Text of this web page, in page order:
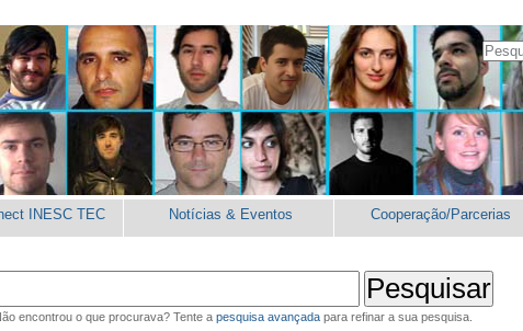
INESC TEC Notícias & Eventos Cooperação/Parcerias
encontrou o que procurava? Tente a pesquisa avançada para refinar a sua pesquisa.